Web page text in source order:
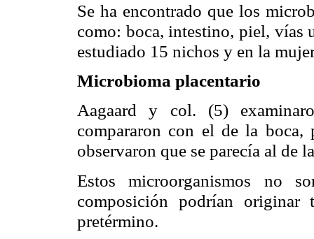
Se ha encontrado que los
como: boca, intestino, piel, vías
estudiado 15 nichos y en la
Microbioma placentario
Aagaard y col. (5)
compararon con el de la
observaron que se parecía al de
Estos microorganismos no
composición podrían originar
pretérmino.